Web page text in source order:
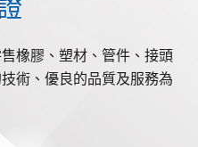
橡膠、塑材、管件、接頭
術、優良的品質及服務為